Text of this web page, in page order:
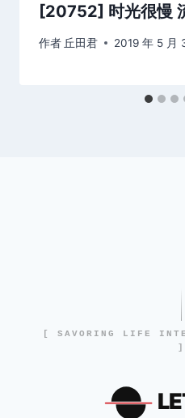
[20752] 时光很慢
作者 丘田君 2019 年 5 月
[ SAVORING LIFE
]